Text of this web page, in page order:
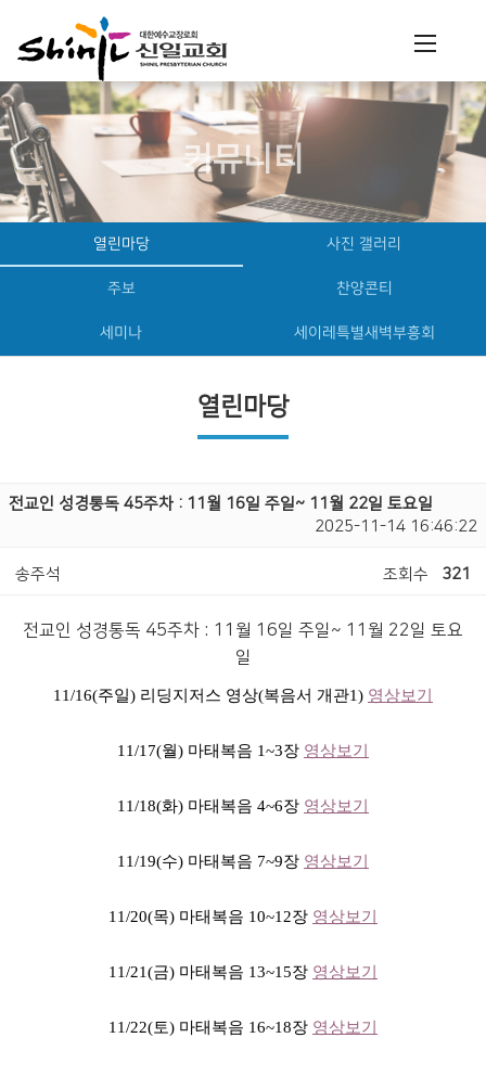
커뮤니티
열린마당 사진 갤러리
주보 찬양콘티
세미나 세이레특별새벽부흥회
열린마당
전교인 성경통독 45주차 : 11월 16일 주일~ 11월 22일 토요일
2025-11-14 16:46:22
송주석 조회수 321
전교인 성경통독 45주차 : 11월 16일 주일~ 11월 22일 토요
일
11/16(주일) 리딩지저스 영상(복음서 개관1) 영상보기
11/17(월) 마태복음 1~3장 영상보기
11/18(화) 마태복음 4~6장 영상보기
11/19(수) 마태복음 7~9장 영상보기
11/20(목) 마태복음 10~12장 영상보기
11/21(금) 마태복음 13~15장 영상보기
11/22(토) 마태복음 16~18장 영상보기